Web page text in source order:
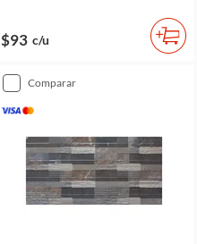
$93 c/u
comparar